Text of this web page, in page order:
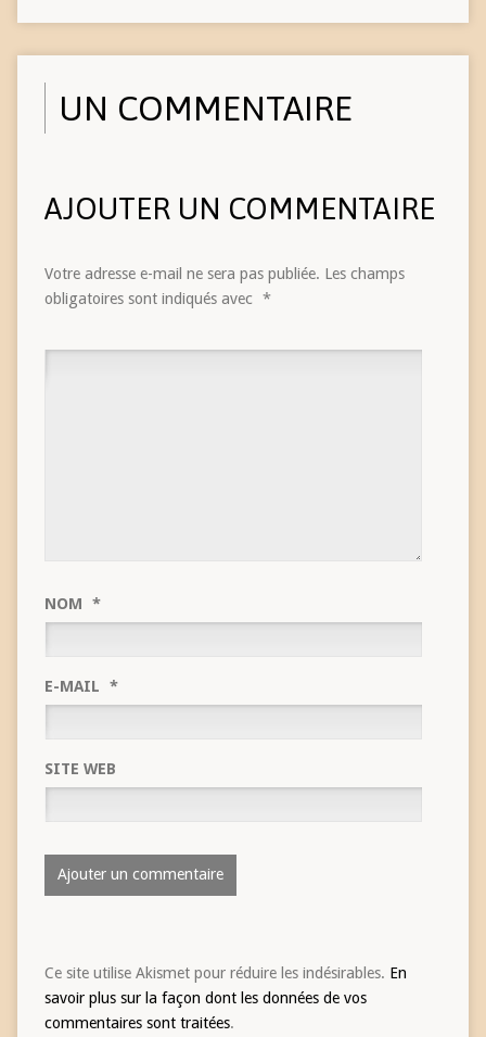
UN COMMENTAIRE
AJOUTER UN COMMENTAIRE
Votre adresse e-mail ne sera pas publiée. Les champs
obligatoires sont indiqués avec *
NOM *
E-MAIL *
SITE WEB
Ce site utilise Akismet pour réduire les indésirables. En
savoir plus sur la façon dont les données de vos
commentaires sont traitées.